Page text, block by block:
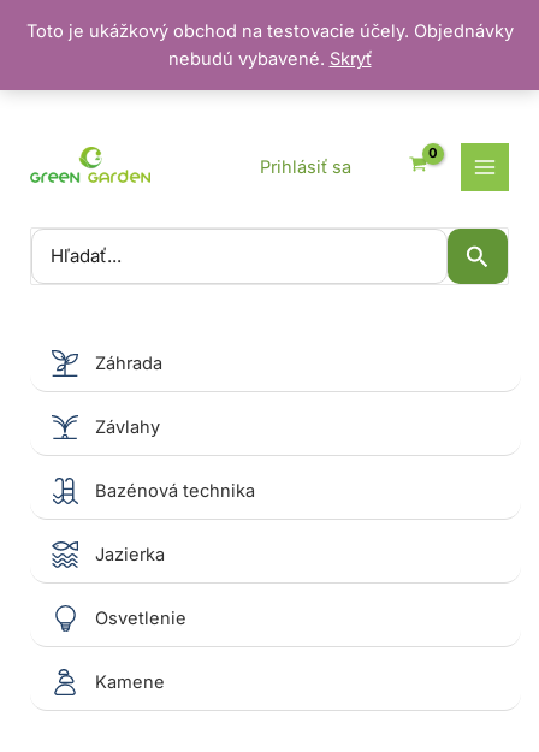
Toto je ukážkový obchod na testovacie účely. Objednávky
nebudú vybavené. Skryť
Vyhľadať:
Prihlásiť sa
Záhrada
Závlahy
Bazénová technika
Jazierka
Osvetlenie
Kamene